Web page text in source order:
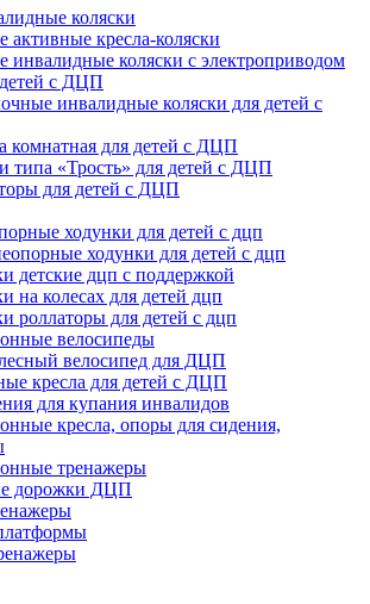
коляски
активные кресла-коляски
инвалидные коляски с электроприводом
с ДЦП
инвалидные коляски для детей с
комнатная для детей с ДЦП
типа «Трость» для детей с ДЦП
для детей с ДЦП
ходунки для детей с дцп
ходунки для детей с дцп
детские дцп с поддержкой
на колесах для детей дцп
роллаторы для детей с дцп
велосипеды
велосипед для ДЦП
кресла для детей с ДЦП
для купания инвалидов
кресла, опоры для сидения,
тренажеры
дорожки ДЦП